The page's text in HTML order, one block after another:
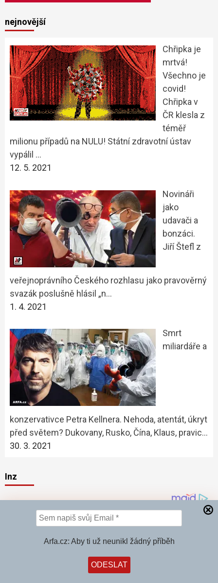
Arfa.cz: Aby ti už neunikl žádný příběh
nejnovější
Chřipka je
mrtvá!
Všechno je
covid!
Chřipka v
ČR klesla z
téměř
milionu případů na NULU! Státní zdravotní ústav
vypálil …
12. 5. 2021
Novináři
jako
udavači a
bonzáci.
Jiří Štefl z
veřejnoprávního Českého rozhlasu jako pravověrný
svazák poslušně hlásil „n…
1. 4. 2021
Smrt
miliardáře a
konzervativce Petra Kellnera. Nehoda, atentát, úkryt
před světem? Dukovany, Rusko, Čína, Klaus, pravic…
30. 3. 2021
Inz